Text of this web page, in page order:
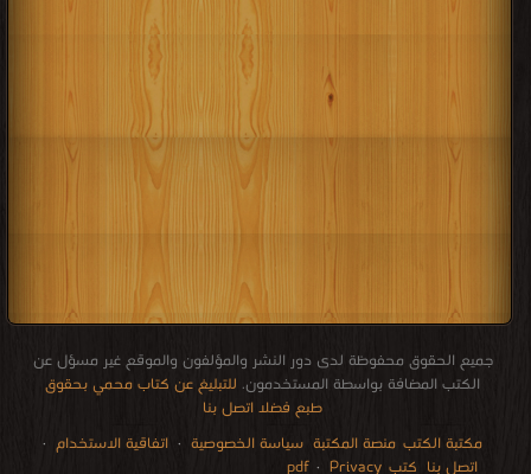
جميع الحقوق محفوظة لدى دور النشر والمؤلفون والموقع غير مسؤل عن
الكتب المضافة بواسطة المستخدمون. للتبليغ عن كتاب محمي بحقوق
طبع فضلا اتصل بنا
مكتبة الكتب منصة المكتبة سياسة الخصوصية · اتفاقية الاستخدام ·
اتصل بنا كتب pdf · Privacy